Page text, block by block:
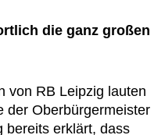
die ganz großen
von RB Leipzig lauten
der Oberbürgermeister
bereits erklärt, dass